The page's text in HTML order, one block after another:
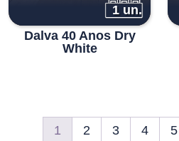
1 un.
Dalva 40 Anos Dry
White
1 2 3 4 5